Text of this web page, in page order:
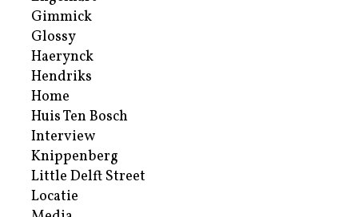
Gimmick
Glossy
Haerynck
Hendriks
Home
Huis Ten Bosch
Interview
Knippenberg
Little Delft Street
Locatie